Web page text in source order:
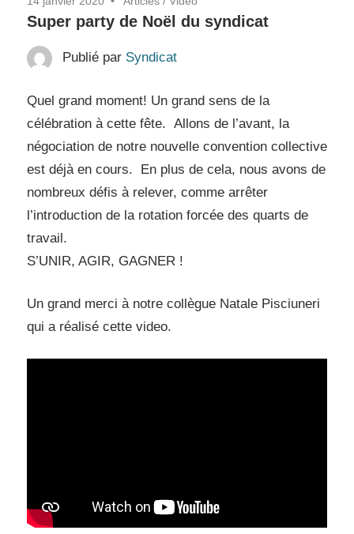
Super party de Noël du syndicat
Publié par Syndicat
Quel grand moment! Un grand sens de la
célébration à cette fête. Allons de l’avant, la
négociation de notre nouvelle convention collective
est déjà en cours. En plus de cela, nous avons de
nombreux défis à relever, comme arrêter
l’introduction de la rotation forcée des quarts de
travail.
S’UNIR, AGIR, GAGNER !
Un grand merci à notre collègue Natale Pisciuneri
qui a réalisé cette video.